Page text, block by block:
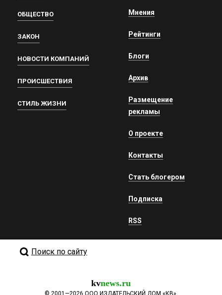
ОБЩЕСТВО
ЗАКОН
НОВОСТИ КОМПАНИЙ
ПРОИСШЕСТВИЯ
СТИЛЬ ЖИЗНИ
Мнения
Рейтинги
Блоги
Архив
Размещение
рекламы
О проекте
Контакты
Стать блогером
Подписка
RSS
Поиск по сайту
kvnews.ru
© 2001—2026 ООО ИЗДАТЕЛЬСКИЙ ДОМ «КВ».